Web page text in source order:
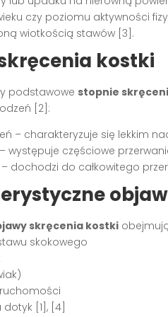
czy poziomu aktywności
wiotkością stawów [3].
kostki
podstawowe stopnie
[2]:
– charakteryzuje się lekkim
występuje częściowe
dochodzi do całkowitego
skręcenia kostki
skokowego
dotyk [1], [4]